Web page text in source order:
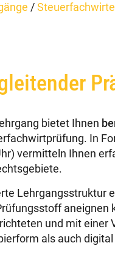
/Steuerfachwirte
bietet Ihnen
In
vermitteln Ihnen
Lehrgangsstruktur
aneignen
und mit einer
als auch